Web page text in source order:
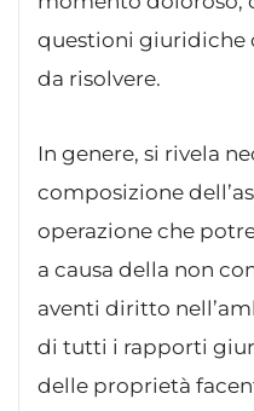
questioni giuridiche
da risolvere.
In genere, si rivela
composizione
operazione che
a causa della non
aventi diritto
di tutti i rapporti
delle proprietà